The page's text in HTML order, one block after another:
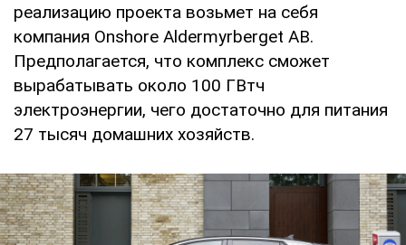
реализацию проекта возьмет на себя
компания Onshore Aldermyrberget AB.
Предполагается, что комплекс сможет
вырабатывать около 100 ГВтч
электроэнергии, чего достаточно для питания
27 тысяч домашних хозяйств.